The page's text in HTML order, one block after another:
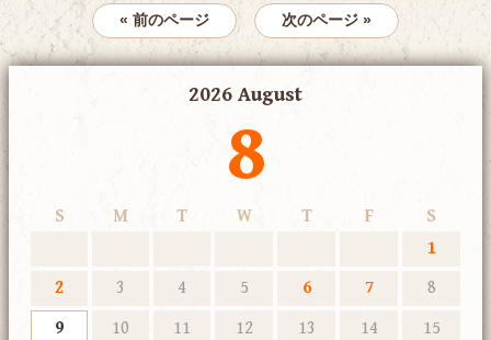
« 前のページ 次のページ »
2026 August
8
S M T W T F
S
1
2
3 4 5 6 7
8
9
10 11 12 13 14
15